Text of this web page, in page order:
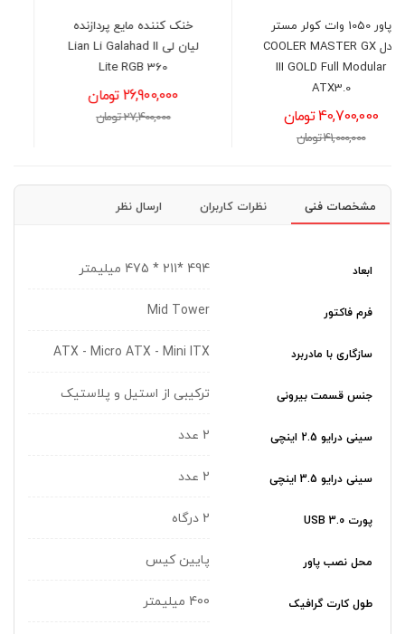
خنک کننده مایع پردازنده
لیان لی Lian Li Galahad II
Lite RGB 360
26,900,000 تومان
27,400,000 تومان
i3-13100 Raptor Lake
28,000,000 تومان
مشخصات فنی نظرات کاربران ارسال نظر
ابعاد 494 *211 * 475 میلیمتر
فرم فاکتور Mid Tower
سازگاری با مادربرد ATX - Micro ATX - Mini ITX
جنس قسمت بیرونی ترکیبی از استیل و پلاستیک
سینی درایو 2.5 اینچی 2 عدد
سینی درایو 3.5 اینچی 2 عدد
پورت USB 3.0 2 درگاه
محل نصب پاور پایین کیس
طول کارت گرافیک 400 میلیمتر